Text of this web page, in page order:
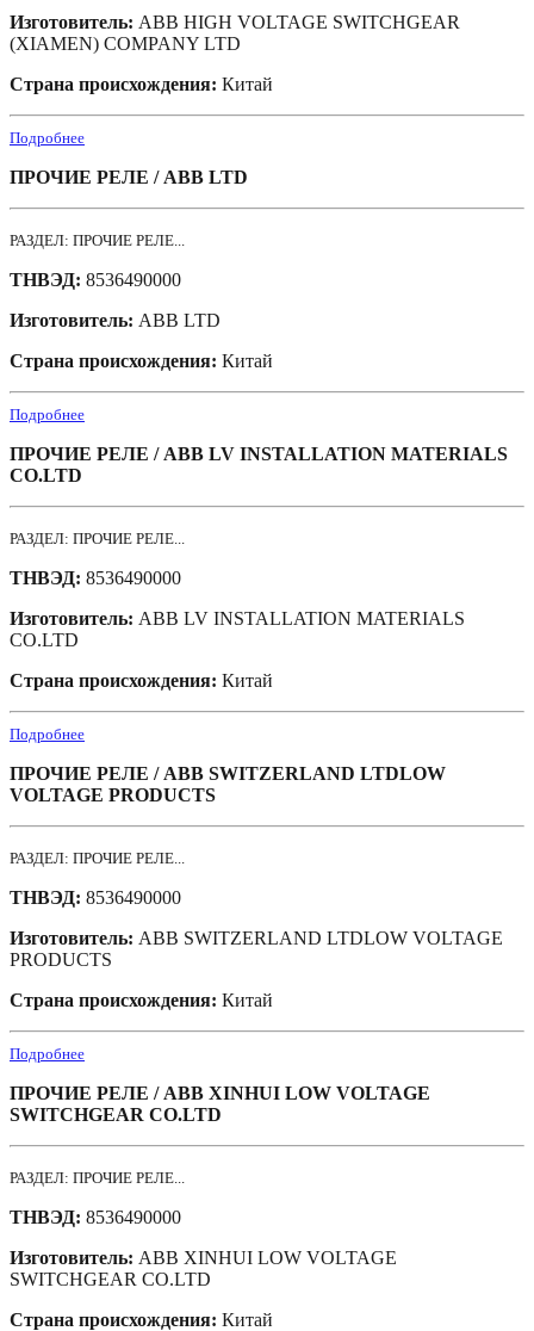
Изготовитель: ABB HIGH VOLTAGE SWITCHGEAR
(XIAMEN) COMPANY LTD
Страна происхождения: Китай
Подробнее
ПРОЧИЕ РЕЛЕ / ABB LTD
РАЗДЕЛ: ПРОЧИЕ РЕЛЕ...
ТНВЭД: 8536490000
Изготовитель: ABB LTD
Страна происхождения: Китай
Подробнее
ПРОЧИЕ РЕЛЕ / ABB LV INSTALLATION MATERIALS
CO.LTD
РАЗДЕЛ: ПРОЧИЕ РЕЛЕ...
ТНВЭД: 8536490000
Изготовитель: ABB LV INSTALLATION MATERIALS
CO.LTD
Страна происхождения: Китай
Подробнее
ПРОЧИЕ РЕЛЕ / ABB SWITZERLAND LTDLOW
VOLTAGE PRODUCTS
РАЗДЕЛ: ПРОЧИЕ РЕЛЕ...
ТНВЭД: 8536490000
Изготовитель: ABB SWITZERLAND LTDLOW VOLTAGE
PRODUCTS
Страна происхождения: Китай
Подробнее
ПРОЧИЕ РЕЛЕ / ABB XINHUI LOW VOLTAGE
SWITCHGEAR CO.LTD
РАЗДЕЛ: ПРОЧИЕ РЕЛЕ...
ТНВЭД: 8536490000
Изготовитель: ABB XINHUI LOW VOLTAGE
SWITCHGEAR CO.LTD
Страна происхождения: Китай